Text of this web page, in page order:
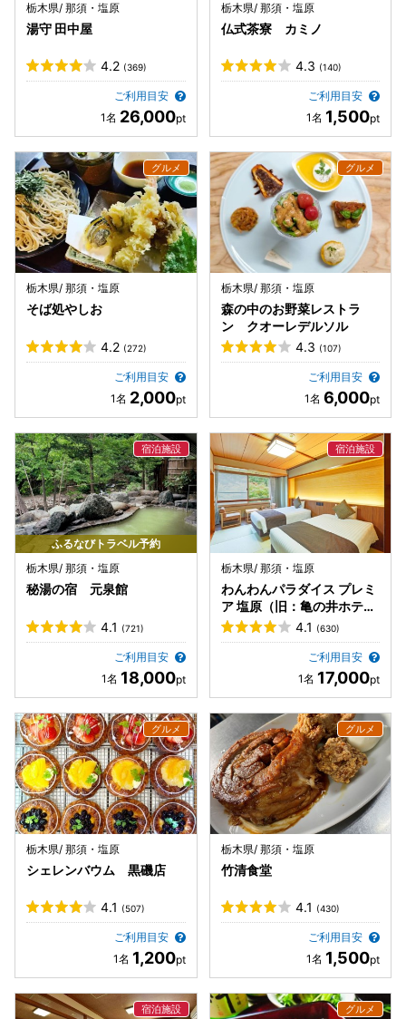
栃木県/ 那須・塩原
湯守 田中屋
4.2 (369)
ご利用目安
26,000
栃木県/ 那須・塩原
仏式茶寮 カミノ
4.3 (140)
ご利用目安
1,500
栃木県/ 那須・塩原
そば処やしお
4.2 (272)
ご利用目安
2,000
栃木県/ 那須・塩原
森の中のお野菜レストラ
ン クオーレデルソル
4.3 (107)
ご利用目安
6,000
ふるなびトラベル予約
栃木県/ 那須・塩原
秘湯の宿 元泉館
4.1 (721)
ご利用目安
18,000
栃木県/ 那須・塩原
わんわんパラダイス プレミ
ア 塩原（旧：亀の井ホテル
塩原 ワンちゃんの宿）
4.1 (630)
ご利用目安
17,000
栃木県/ 那須・塩原
シェレンバウム 黒磯店
4.1 (507)
ご利用目安
1,200
栃木県/ 那須・塩原
竹清食堂
4.1 (430)
ご利用目安
1,500